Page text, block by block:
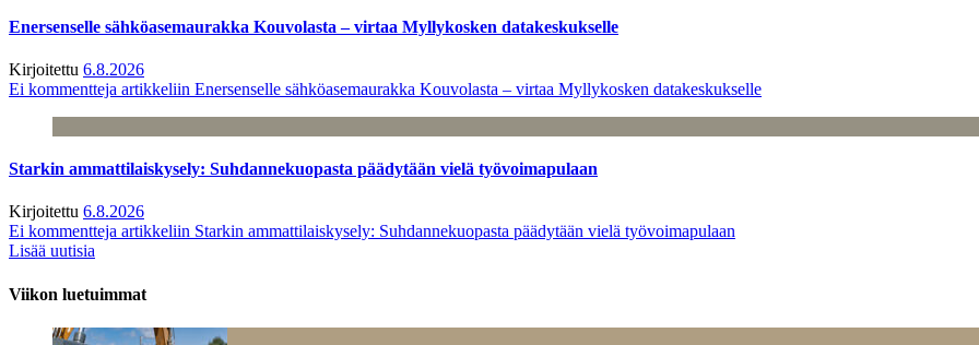
Enersenselle sähköasemaurakka Kouvolasta – virtaa Myllykosken datakeskukselle
Kirjoitettu 6.8.2026
Ei kommentteja artikkeliin Enersenselle sähköasemaurakka Kouvolasta – virtaa Myllykosken datakeskukselle
Starkin ammattilaiskysely: Suhdannekuopasta päädytään vielä työvoimapulaan
Kirjoitettu 6.8.2026
Ei kommentteja artikkeliin Starkin ammattilaiskysely: Suhdannekuopasta päädytään vielä työvoimapulaan
Lisää uutisia
Viikon luetuimmat